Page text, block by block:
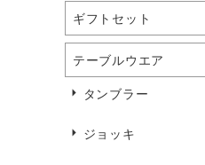
ギフトセット
テーブルウエア
タンブラー
ジョッキ